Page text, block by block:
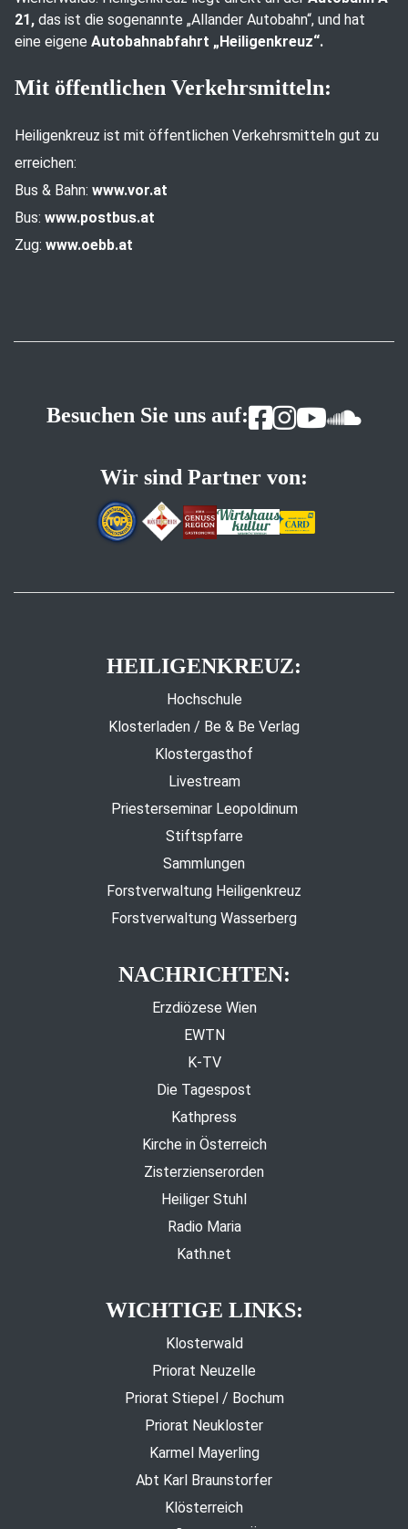
21, das ist die sogenannte „Allander Autobahn“, und hat
eine eigene Autobahnabfahrt „Heiligenkreuz“.
Mit öffentlichen Verkehrsmitteln:
Heiligenkreuz ist mit öffentlichen Verkehrsmitteln gut zu
erreichen:
Bus & Bahn: www.vor.at
Bus: www.postbus.at
Zug: www.oebb.at
Besuchen Sie uns auf:
Wir sind Partner von:
HEILIGENKREUZ:
Hochschule
Klosterladen / Be & Be Verlag
Klostergasthof
Livestream
Priesterseminar Leopoldinum
Stiftspfarre
Sammlungen
Forstverwaltung Heiligenkreuz
Forstverwaltung Wasserberg
NACHRICHTEN:
Erzdiözese Wien
EWTN
K-TV
Die Tagespost
Kathpress
Kirche in Österreich
Zisterzienserorden
Heiliger Stuhl
Radio Maria
Kath.net
WICHTIGE LINKS:
Klosterwald
Priorat Neuzelle
Priorat Stiepel / Bochum
Priorat Neukloster
Karmel Mayerling
Abt Karl Braunstorfer
Klösterreich